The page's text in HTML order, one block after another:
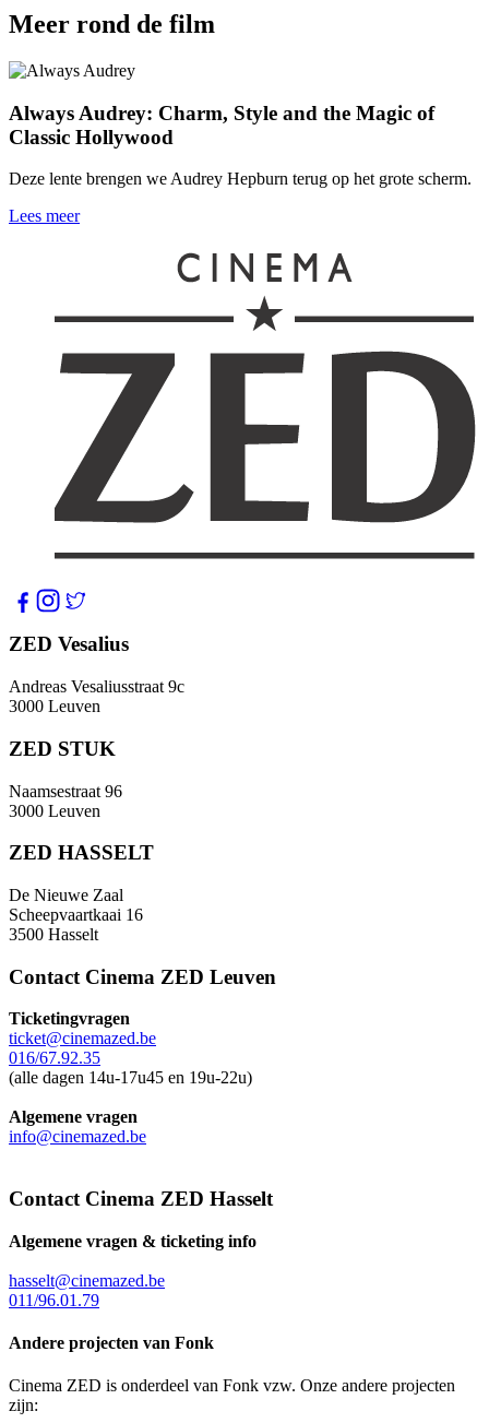
Meer rond de film
Always Audrey: Charm, Style and the Magic of
Classic Hollywood
Deze lente brengen we Audrey Hepburn terug op het grote scherm.
Lees meer
ZED Vesalius
Andreas Vesaliusstraat 9c
3000 Leuven
ZED STUK
Naamsestraat 96
3000 Leuven
ZED HASSELT
De Nieuwe Zaal
Scheepvaartkaai 16
3500 Hasselt
Contact Cinema ZED Leuven
Ticketingvragen
ticket@cinemazed.be
016/67.92.35
(alle dagen 14u-17u45 en 19u-22u)
Algemene vragen
info@cinemazed.be
Contact Cinema ZED Hasselt
Algemene vragen & ticketing info
hasselt@cinemazed.be
011/96.01.79
Andere projecten van Fonk
Cinema ZED is onderdeel van Fonk vzw. Onze andere projecten
zijn: